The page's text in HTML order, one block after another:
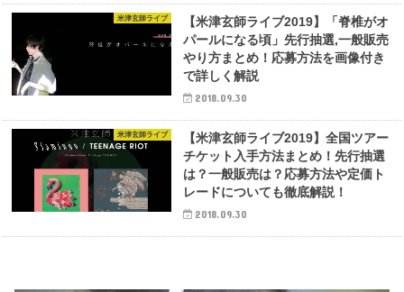
米津玄師ライブ
【米津玄師ライブ2019】「脊椎がオ
パールになる頃」先行抽選,一般販売
やり方まとめ！応募方法を画像付き
で詳しく解説
2018.09.30
米津玄師ライブ
【米津玄師ライブ2019】全国ツアー
チケット入手方法まとめ！先行抽選
は？一般販売は？応募方法や定価ト
レードについても徹底解説！
2018.09.30